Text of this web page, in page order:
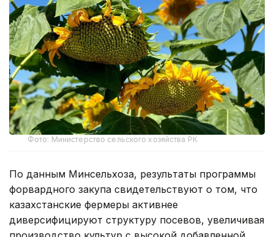
Фото: Министерство сельского хозяйства РК
По данным Минсельхоза, результаты программы
форвардного закупа свидетельствуют о том, что
казахстанские фермеры активнее
диверсифицируют структуру посевов, увеличивая